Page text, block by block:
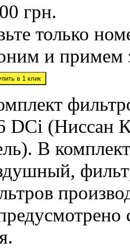
грн.
только
и примем
DCi (Ниссан
В